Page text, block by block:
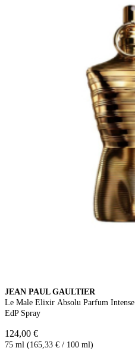
JEAN PAUL GAULTIER
Le Male Elixir Absolu Parfum Intense
EdP Spray
124,00 €
75 ml (165,33 € / 100 ml)